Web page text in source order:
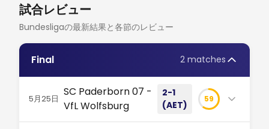
試合レビュー
Bundesligaの最新結果と各節のレビュー
Final 2 matches
5月25日
SC Paderborn 07 -
VfL Wolfsburg
2-1
(AET)
59